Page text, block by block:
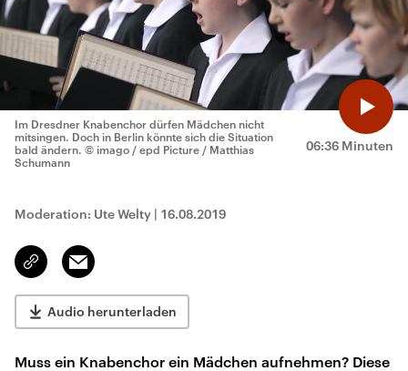
06:36 Minuten
Im Dresdner Knabenchor dürfen Mädchen nicht
mitsingen. Doch in Berlin könnte sich die Situation
bald ändern. © imago / epd Picture / Matthias
Schumann
Moderation: Ute Welty | 16.08.2019
Link
kopieren/teilen
Email
Audio herunterladen
Muss ein Knabenchor ein Mädchen aufnehmen? Diese